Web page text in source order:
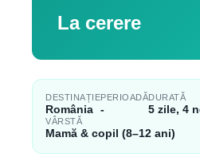
La cerere
DESTINAȚIE
România
PERIOADĂ
-
DURATĂ
5 zile, 4
VÂRSTĂ
Mamă & copil (8–12 ani)